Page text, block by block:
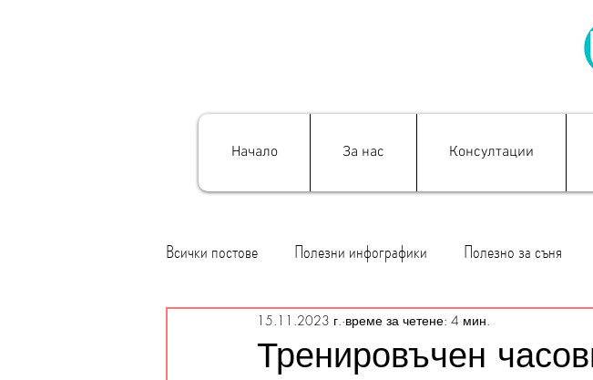
Начало За нас Консултации
Всички постове Полезни инфографики Полезно за съня
Тренировъчен
15.11.2023 г. време за четене: 4 мин.